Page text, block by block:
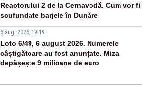
Reactorului 2 de la Cernavodă. Cum vor fi
scufundate barjele în Dunăre
6 aug. 2026, 19:19
Loto 6/49, 6 august 2026. Numerele
câștigătoare au fost anunțate. Miza
depășește 9 milioane de euro